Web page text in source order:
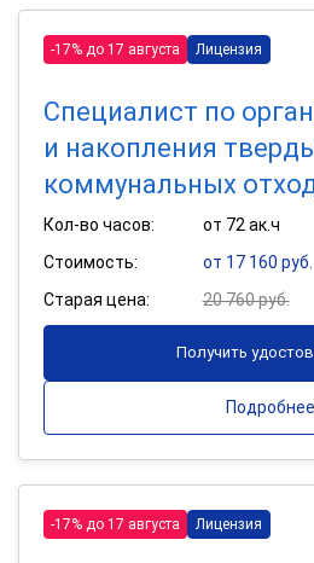
-17% до 17 августа Лицензия
Специалист по
и накопления
коммунальных
Кол-во часов:
от 72 ак.ч
Стоимость:
от 17 160 руб.
Старая цена:
20 760 руб.
Получить
Подробнее
-17% до 17 августа Лицензия